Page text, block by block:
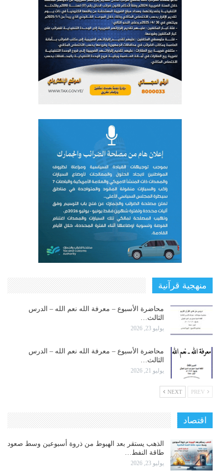
منهجية قرآنية
محاضرة الأسبوع – معرفة الله نعم الله – الدرس
الثالث…
يوليو 23, 2026
محاضرة الأسبوع – معرفة الله نعم الله – الدرس
الثالث…
يوليو 21, 2026
NEXT
اقتصاد
الذهب يستقر بعد الهبوط من ذروة أسبوعين وسط صعود
طاقة النفط…
يوليو 23, 2026